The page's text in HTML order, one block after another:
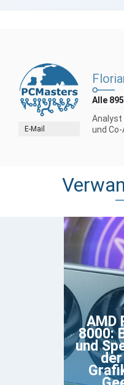
E-Mail
Alle
Analyst
und Co-
AMD
8000:
und
der